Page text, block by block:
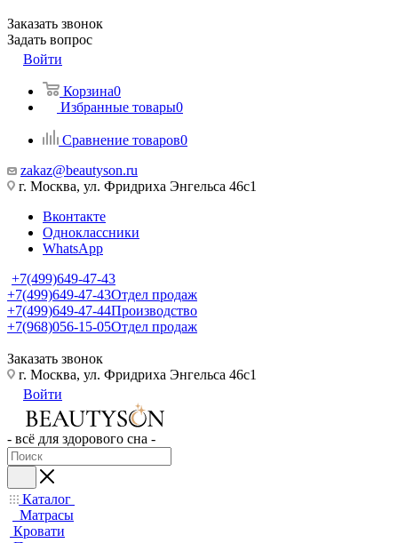
Заказать звонок
Задать вопрос
Войти
Корзина0
Избранные товары0
Сравнение товаров0
zakaz@beautyson.ru
г. Москва, ул. Фридриха Энгельса 46с1
Вконтакте
Одноклассники
WhatsApp
+7(499)649-47-43
+7(499)649-47-43Отдел продаж
+7(499)649-47-44Производство
+7(968)056-15-05Отдел продаж
Заказать звонок
г. Москва, ул. Фридриха Энгельса 46с1
Войти
- всё для здорового сна -
Каталог
Матрасы
Кровати